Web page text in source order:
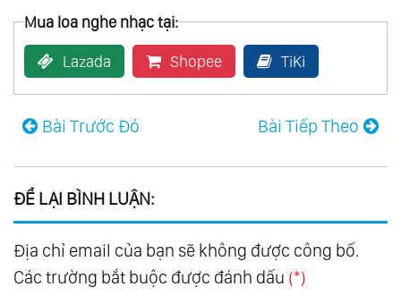
126.Som Livre Vol.2
127.Som Livre Vol.3
128.Som Livre Vol.4
130. Bon-Bons
132.Colorful Favorites
133.Down Under Favorites
134. Exotic Favorites
135.Favorites For Young Lovers
Mua loa nghe nhạc tại:
Lazada Shopee TiKi
Bài Trước Đó Bài Tiếp Theo
ĐỂ LẠI BÌNH LUẬN:
Địa chỉ email của bạn sẽ không được công bố.
Các trường bắt buộc được đánh dấu (*)